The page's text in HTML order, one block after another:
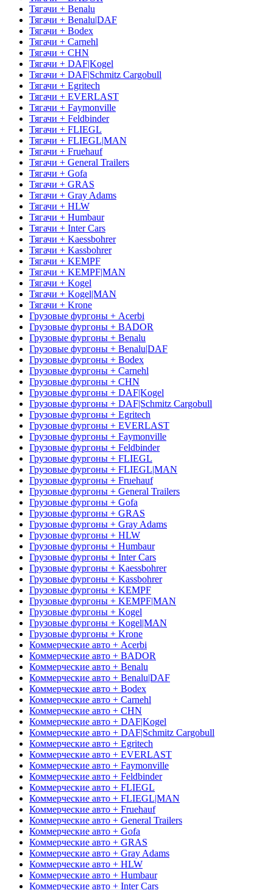
Тягачи + Benalu
Тягачи + Benalu|DAF
Тягачи + Bodex
Тягачи + Carnehl
Тягачи + CHN
Тягачи + DAF|Kogel
Тягачи + DAF|Schmitz Cargobull
Тягачи + Egritech
Тягачи + EVERLAST
Тягачи + Faymonville
Тягачи + Feldbinder
Тягачи + FLIEGL
Тягачи + FLIEGL|MAN
Тягачи + Fruehauf
Тягачи + General Trailers
Тягачи + Gofa
Тягачи + GRAS
Тягачи + Gray Adams
Тягачи + HLW
Тягачи + Humbaur
Тягачи + Inter Cars
Тягачи + Kaessbohrer
Тягачи + Kassbohrer
Тягачи + KEMPF
Тягачи + KEMPF|MAN
Тягачи + Kogel
Тягачи + Kogel|MAN
Тягачи + Krone
Грузовые фургоны + Acerbi
Грузовые фургоны + BADOR
Грузовые фургоны + Benalu
Грузовые фургоны + Benalu|DAF
Грузовые фургоны + Bodex
Грузовые фургоны + Carnehl
Грузовые фургоны + CHN
Грузовые фургоны + DAF|Kogel
Грузовые фургоны + DAF|Schmitz Cargobull
Грузовые фургоны + Egritech
Грузовые фургоны + EVERLAST
Грузовые фургоны + Faymonville
Грузовые фургоны + Feldbinder
Грузовые фургоны + FLIEGL
Грузовые фургоны + FLIEGL|MAN
Грузовые фургоны + Fruehauf
Грузовые фургоны + General Trailers
Грузовые фургоны + Gofa
Грузовые фургоны + GRAS
Грузовые фургоны + Gray Adams
Грузовые фургоны + HLW
Грузовые фургоны + Humbaur
Грузовые фургоны + Inter Cars
Грузовые фургоны + Kaessbohrer
Грузовые фургоны + Kassbohrer
Грузовые фургоны + KEMPF
Грузовые фургоны + KEMPF|MAN
Грузовые фургоны + Kogel
Грузовые фургоны + Kogel|MAN
Грузовые фургоны + Krone
Коммерческие авто + Acerbi
Коммерческие авто + BADOR
Коммерческие авто + Benalu
Коммерческие авто + Benalu|DAF
Коммерческие авто + Bodex
Коммерческие авто + Carnehl
Коммерческие авто + CHN
Коммерческие авто + DAF|Kogel
Коммерческие авто + DAF|Schmitz Cargobull
Коммерческие авто + Egritech
Коммерческие авто + EVERLAST
Коммерческие авто + Faymonville
Коммерческие авто + Feldbinder
Коммерческие авто + FLIEGL
Коммерческие авто + FLIEGL|MAN
Коммерческие авто + Fruehauf
Коммерческие авто + General Trailers
Коммерческие авто + Gofa
Коммерческие авто + GRAS
Коммерческие авто + Gray Adams
Коммерческие авто + HLW
Коммерческие авто + Humbaur
Коммерческие авто + Inter Cars